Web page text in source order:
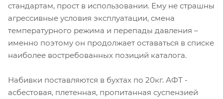
стандартам, прост в использовании. Ему не страшны
агрессивные условия эксплуатации, смена
температурного режима и перепады давления –
именно поэтому он продолжает оставаться в списке
наиболее востребованных позиций каталога.
Набивки поставляются в бухтах по 20кг. АФТ -
асбестовая, плетенная, пропитанная суспензией